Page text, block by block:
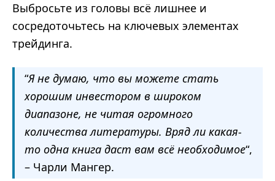
Выбросьте из головы всё лишнее и
сосредоточьтесь на ключевых элементах
трейдинга.
“Я не думаю, что вы можете стать
хорошим инвестором в широком
диапазоне, не читая огромного
количества литературы. Вряд ли какая-
то одна книга даст вам всё необходимое“,
– Чарли Мангер.